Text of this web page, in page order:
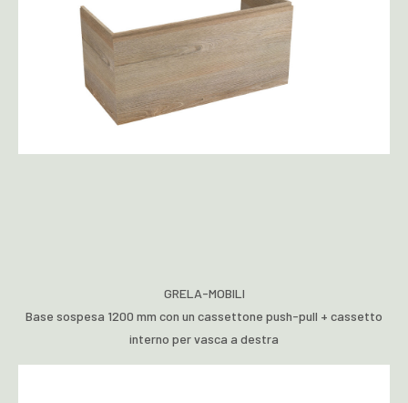
GRELA-MOBILI
Base sospesa 1200 mm con un cassettone push-pull + cassetto
interno per vasca a destra